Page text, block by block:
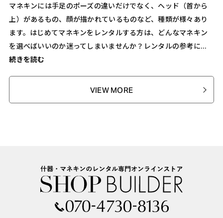
マネキンには手足のポーズの違いだけでなく、ヘッド（首から
上）があるもの、顔が描かれているものなど、種類が様々あり
ます。はじめてマネキンをレンタルする方は、どんなマネキン
を選べばいいのか迷ってしまいませんか？レンタルの参考に...
続きを読む
VIEW MORE